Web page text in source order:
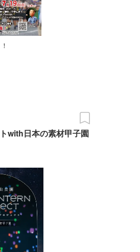
with日本の素材甲子園